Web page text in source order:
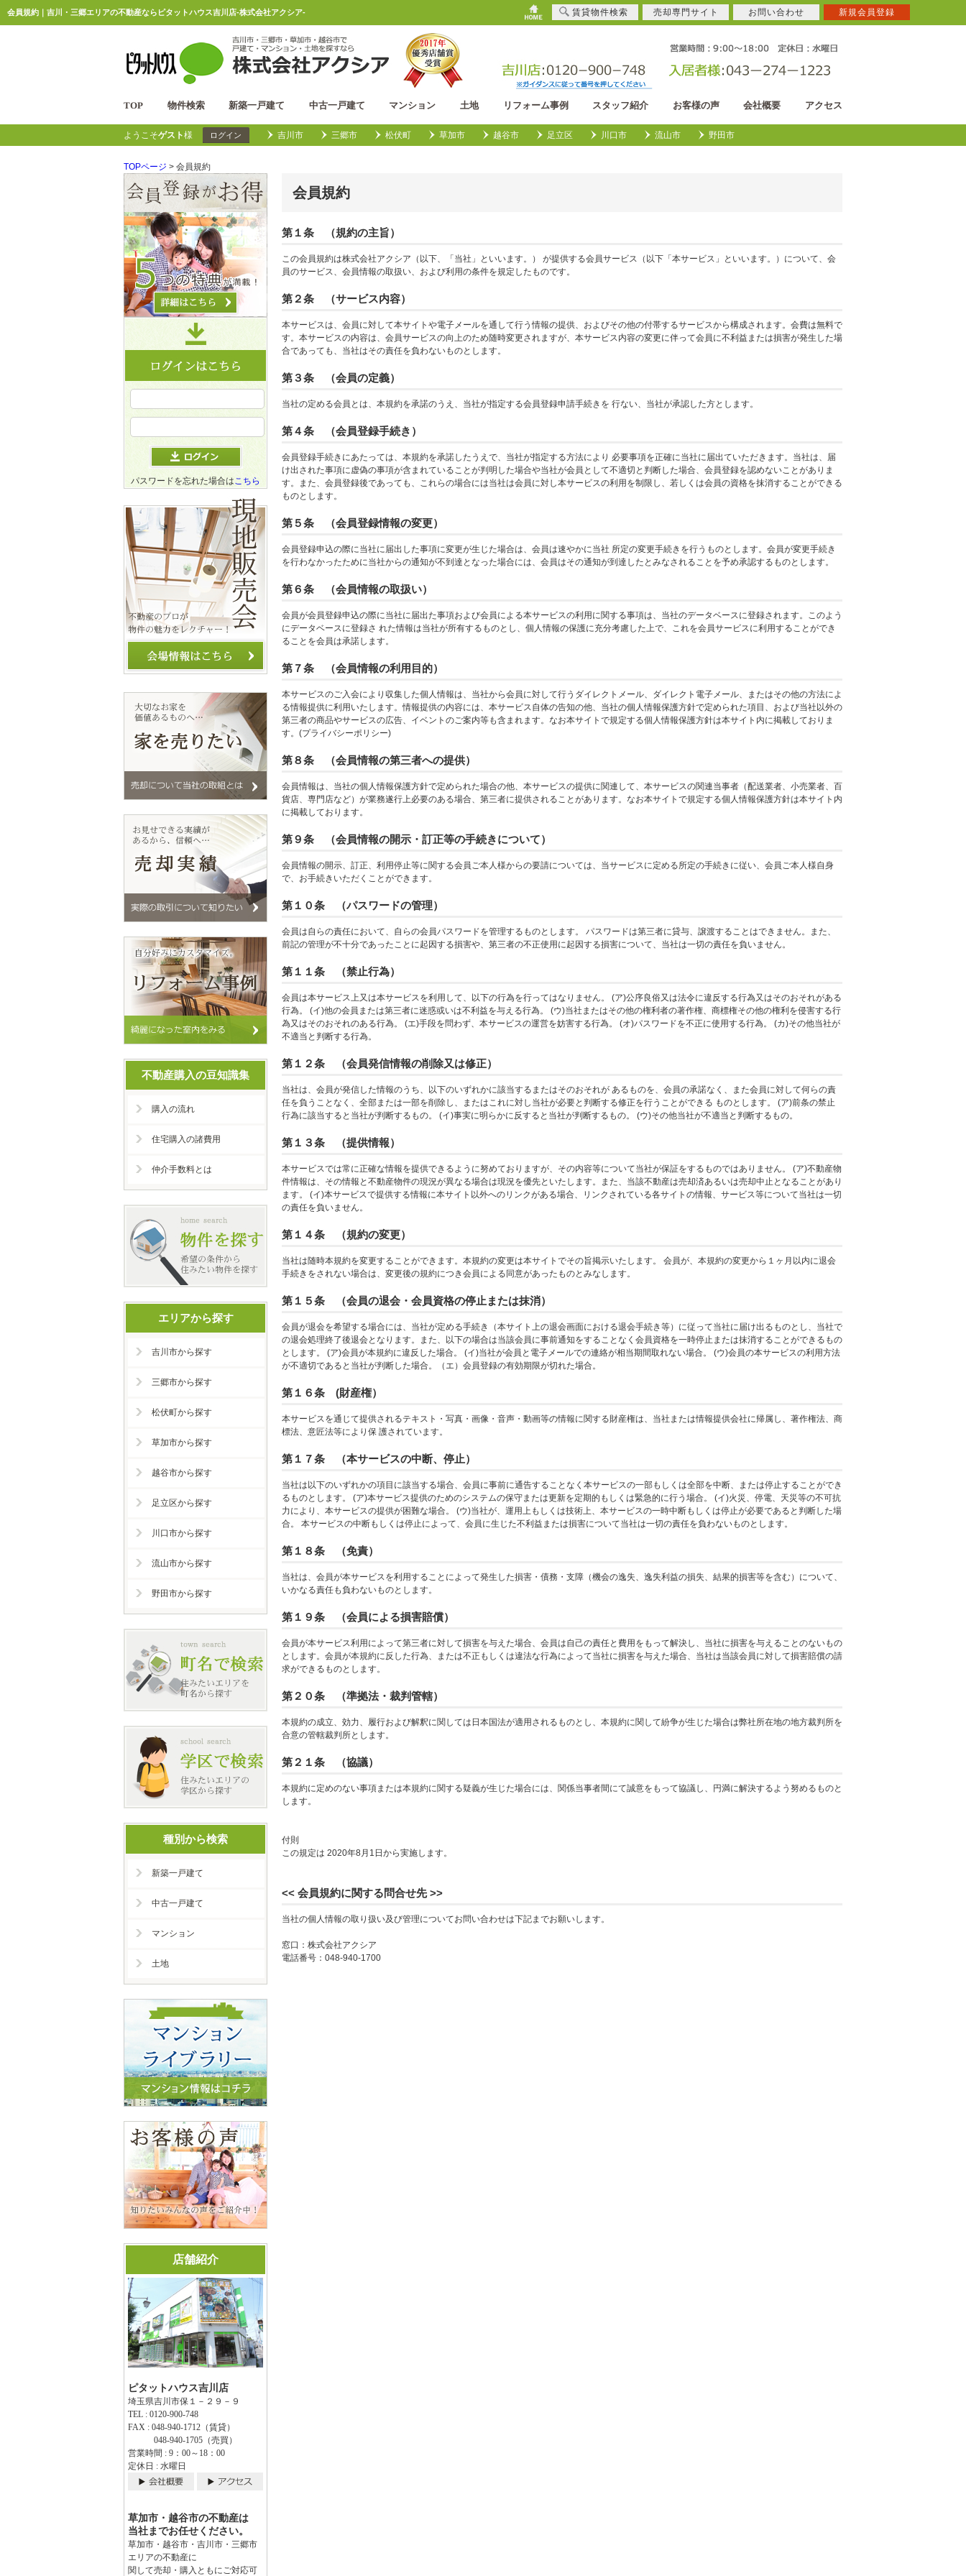
会員規約｜吉川・三郷エリアの不動産ならピタットハウス吉川店-株式会社アクシア-
TOP 物件検索 新築一戸建て 中古一戸建て マンション 土地 リフォーム事例 スタッフ紹介 お客様の声 会社概要 アクセス
ようこそゲスト様 ログイン 吉川市 三郷市 松伏町 草加市 越谷市 足立区 川口市 流山市 野田市
TOPページ > 会員規約
会員規約
第１条 （規約の主旨）
この会員規約は株式会社アクシア（以下、「当社」といいます。） が提供する会員サービス（以下「本サービス」といいます。）について、会
員のサービス、会員情報の取扱い、および利用の条件を規定したものです。
第２条 （サービス内容）
本サービスは、会員に対して本サイトや電子メールを通して行う情報の提供、およびその他の付帯するサービスから構成されます。会費は無料で
す。本サービスの内容は、会員サービスの向上のため随時変更されますが、本サービス内容の変更に伴って会員に不利益または損害が発生した場
合であっても、当社はその責任を負わないものとします。
第３条 （会員の定義）
当社の定める会員とは、本規約を承諾のうえ、当社が指定する会員登録申請手続きを 行ない、当社が承認した方とします。
第４条 （会員登録手続き）
会員登録手続きにあたっては、本規約を承諾したうえで、当社が指定する方法により 必要事項を正確に当社に届出ていただきます。当社は、届
け出された事項に虚偽の事項が含まれていることが判明した場合や当社が会員として不適切と判断した場合、会員登録を認めないことがありま
す。また、会員登録後であっても、これらの場合には当社は会員に対し本サービスの利用を制限し、若しくは会員の資格を抹消することができる
ものとします。
第５条 （会員登録情報の変更）
会員登録申込の際に当社に届出した事項に変更が生じた場合は、会員は速やかに当社 所定の変更手続きを行うものとします。会員が変更手続き
を行わなかったために当社からの通知が不到達となった場合には、会員はその通知が到達したとみなされることを予め承認するものとします。
第６条 （会員情報の取扱い）
会員が会員登録申込の際に当社に届出た事項および会員による本サービスの利用に関する事項は、当社のデータベースに登録されます。このよう
にデータベースに登録さ れた情報は当社が所有するものとし、個人情報の保護に充分考慮した上で、これを会員サービスに利用することができ
ることを会員は承諾します。
第７条 （会員情報の利用目的）
本サービスのご入会により収集した個人情報は、当社から会員に対して行うダイレクトメール、ダイレクト電子メール、またはその他の方法によ
る情報提供に利用いたします。情報提供の内容には、本サービス自体の告知の他、当社の個人情報保護方針で定められた項目、および当社以外の
第三者の商品やサービスの広告、イベントのご案内等も含まれます。なお本サイトで規定する個人情報保護方針は本サイト内に掲載しておりま
す。(プライバシーポリシー)
第８条 （会員情報の第三者への提供）
会員情報は、当社の個人情報保護方針で定められた場合の他、本サービスの提供に関連して、本サービスの関連当事者（配送業者、小売業者、百
貨店、専門店など）が業務遂行上必要のある場合、第三者に提供されることがあります。なお本サイトで規定する個人情報保護方針は本サイト内
に掲載しております。
第９条 （会員情報の開示・訂正等の手続きについて）
会員情報の開示、訂正、利用停止等に関する会員ご本人様からの要請については、当サービスに定める所定の手続きに従い、会員ご本人様自身
で、お手続きいただくことができます。
第１０条 （パスワードの管理）
会員は自らの責任において、自らの会員パスワードを管理するものとします。 パスワードは第三者に貸与、譲渡することはできません。また、
前記の管理が不十分であったことに起因する損害や、第三者の不正使用に起因する損害について、当社は一切の責任を負いません。
第１１条 （禁止行為）
会員は本サービス上又は本サービスを利用して、以下の行為を行ってはなりません。 (ア)公序良俗又は法令に違反する行為又はそのおそれがある
行為。 (イ)他の会員または第三者に迷惑或いは不利益を与える行為。 (ウ)当社またはその他の権利者の著作権、商標権その他の権利を侵害する行
為又はそのおそれのある行為。 (エ)手段を問わず、本サービスの運営を妨害する行為。 (オ)パスワードを不正に使用する行為。 (カ)その他当社が
不適当と判断する行為。
第１２条 （会員発信情報の削除又は修正）
当社は、会員が発信した情報のうち、以下のいずれかに該当するまたはそのおそれが あるものを、会員の承諾なく、また会員に対して何らの責
任を負うことなく、全部または一部を削除し、またはこれに対し当社が必要と判断する修正を行うことができる ものとします。 (ア)前条の禁止
行為に該当すると当社が判断するもの。 (イ)事実に明らかに反すると当社が判断するもの。 (ウ)その他当社が不適当と判断するもの。
第１３条 （提供情報）
本サービスでは常に正確な情報を提供できるように努めておりますが、その内容等について当社が保証をするものではありません。 (ア)不動産物
件情報は、その情報と不動産物件の現況が異なる場合は現況を優先といたします。また、当該不動産は売却済あるいは売却中止となることがあり
ます。 (イ)本サービスで提供する情報に本サイト以外へのリンクがある場合、リンクされている各サイトの情報、サービス等について当社は一切
の責任を負いません。
第１４条 （規約の変更）
当社は随時本規約を変更することができます。本規約の変更は本サイトでその旨掲示いたします。 会員が、本規約の変更から１ヶ月以内に退会
手続きをされない場合は、変更後の規約につき会員による同意があったものとみなします。
第１５条 （会員の退会・会員資格の停止または抹消）
会員が退会を希望する場合には、当社が定める手続き（本サイト上の退会画面における退会手続き等）に従って当社に届け出るものとし、当社で
の退会処理終了後退会となります。また、以下の場合は当該会員に事前通知をすることなく会員資格を一時停止または抹消することができるもの
とします。 (ア)会員が本規約に違反した場合。 (イ)当社が会員と電子メールでの連絡が相当期間取れない場合。 (ウ)会員の本サービスの利用方法
が不適切であると当社が判断した場合。（エ）会員登録の有効期限が切れた場合。
第１６条 (財産権）
本サービスを通じて提供されるテキスト・写真・画像・音声・動画等の情報に関する財産権は、当社または情報提供会社に帰属し、著作権法、商
標法、意匠法等により保 護されています。
第１７条 （本サービスの中断、停止）
当社は以下のいずれかの項目に該当する場合、会員に事前に通告することなく本サービスの一部もしくは全部を中断、または停止することができ
るものとします。 (ア)本サービス提供のためのシステムの保守または更新を定期的もしくは緊急的に行う場合。 (イ)火災、停電、天災等の不可抗
力により、本サービスの提供が困難な場合。 (ウ)当社が、運用上もしくは技術上、本サービスの一時中断もしくは停止が必要であると判断した場
合。 本サービスの中断もしくは停止によって、会員に生じた不利益または損害について当社は一切の責任を負わないものとします。
第１８条 （免責）
当社は、会員が本サービスを利用することによって発生した損害・債務・支障（機会の逸失、逸失利益の損失、結果的損害等を含む）について、
いかなる責任も負わないものとします。
第１９条 （会員による損害賠償）
会員が本サービス利用によって第三者に対して損害を与えた場合、会員は自己の責任と費用をもって解決し、当社に損害を与えることのないもの
とします。会員が本規約に反した行為、または不正もしくは違法な行為によって当社に損害を与えた場合、当社は当該会員に対して損害賠償の請
求ができるものとします。
第２０条 （準拠法・裁判管轄）
本規約の成立、効力、履行および解釈に関しては日本国法が適用されるものとし、本規約に関して紛争が生じた場合は弊社所在地の地方裁判所を
合意の管轄裁判所とします。
第２１条 （協議）
本規約に定めのない事項または本規約に関する疑義が生じた場合には、関係当事者間にて誠意をもって協議し、円満に解決するよう努めるものと
します。
付則
この規定は 2020年8月1日から実施します。
<< 会員規約に関する問合せ先 >>
当社の個人情報の取り扱い及び管理についてお問い合わせは下記までお願いします。
窓口：株式会社アクシア
電話番号：048-940-1700
パスワードを忘れた場合はこちら
不動産購入の豆知識集
購入の流れ
住宅購入の諸費用
仲介手数料とは
エリアから探す
吉川市から探す
三郷市から探す
松伏町から探す
草加市から探す
越谷市から探す
足立区から探す
川口市から探す
流山市から探す
野田市から探す
種別から検索
新築一戸建て
中古一戸建て
マンション
土地
店舗紹介
ピタットハウス吉川店
埼玉県吉川市保１－２９－９
TEL : 0120-900-748
FAX : 048-940-1712（賃貸）
048-940-1705（売買）
営業時間 : 9：00～18：00
定休日 : 水曜日
草加市・越谷市の不動産は
当社までお任せください。
草加市・越谷市・吉川市・三郷市
エリアの不動産に
関して売却・購入ともにご対応可
賃貸物件検索 売却専門サイト お問い合わせ 新規会員登録